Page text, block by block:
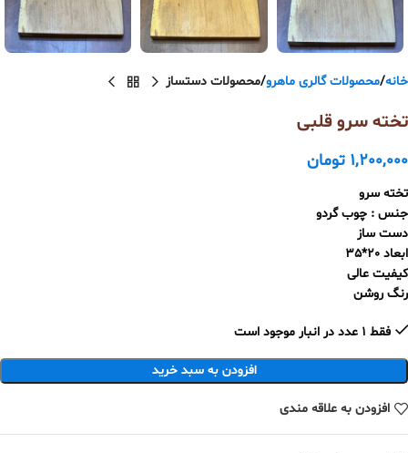
خانه محصولات گالری ماهرو محصولات دستساز
تخته سرو قلبی
1,200,000 تومان
تخته سرو
جنس : چوب گردو
دست ساز
ابعاد 20*35
کیفیت عالی
رنگ روشن
فقط 1 عدد در انبار موجود است
افزودن به سبد خرید
افزودن به علاقه مندی